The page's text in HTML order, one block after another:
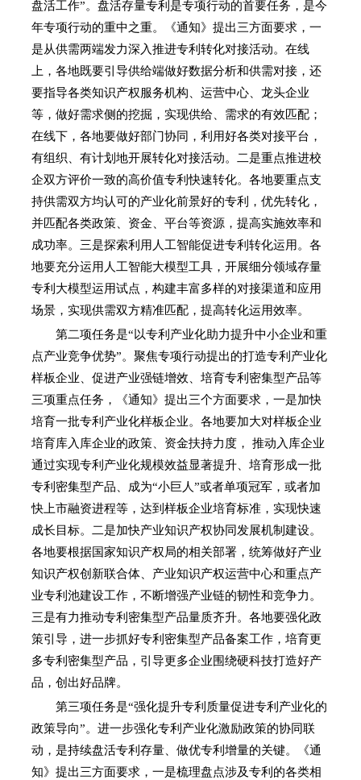
盘活工作”。盘活存量专利是专项行动的首要任务，是今
年专项行动的重中之重。《通知》提出三方面要求，一
是从供需两端发力深入推进专利转化对接活动。在线
上，各地既要引导供给端做好数据分析和供需对接，还
要指导各类知识产权服务机构、运营中心、龙头企业
等，做好需求侧的挖掘，实现供给、需求的有效匹配；
在线下，各地要做好部门协同，利用好各类对接平台，
有组织、有计划地开展转化对接活动。二是重点推进校
企双方评价一致的高价值专利快速转化。各地要重点支
持供需双方均认可的产业化前景好的专利，优先转化，
并匹配各类政策、资金、平台等资源，提高实施效率和
成功率。三是探索利用人工智能促进专利转化运用。各
地要充分运用人工智能大模型工具，开展细分领域存量
专利大模型运用试点，构建丰富多样的对接渠道和应用
场景，实现供需双方精准匹配，提高转化运用效率。
第二项任务是“以专利产业化助力提升中小企业和重
点产业竞争优势”。聚焦专项行动提出的打造专利产业化
样板企业、促进产业强链增效、培育专利密集型产品等
三项重点任务，《通知》提出三个方面要求，一是加快
培育一批专利产业化样板企业。各地要加大对样板企业
培育库入库企业的政策、资金扶持力度， 推动入库企业
通过实现专利产业化规模效益显著提升、培育形成一批
专利密集型产品、成为“小巨人”或者单项冠军，或者加
快上市融资进程等，达到样板企业培育标准，实现快速
成长目标。二是加快产业知识产权协同发展机制建设。
各地要根据国家知识产权局的相关部署，统筹做好产业
知识产权创新联合体、产业知识产权运营中心和重点产
业专利池建设工作，不断增强产业链的韧性和竞争力。
三是有力推动专利密集型产品量质齐升。各地要强化政
策引导，进一步抓好专利密集型产品备案工作，培育更
多专利密集型产品，引导更多企业围绕硬科技打造好产
品，创出好品牌。
第三项任务是“强化提升专利质量促进专利产业化的
政策导向”。进一步强化专利产业化激励政策的协同联
动，是持续盘活专利存量、做优专利增量的关键。《通
知》提出三方面要求，一是梳理盘点涉及专利的各类相